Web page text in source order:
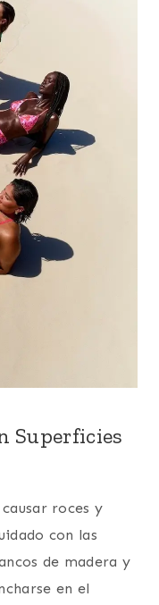
Superficies
roces y
con las
de madera y
en el